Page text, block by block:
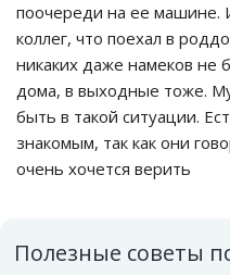
поочереди на ее машине.
коллег, что поехал в
никаких даже намеков не
дома, в выходные тоже.
быть в такой ситуации.
знакомым, так как они
очень хочется верить
Полезные советы